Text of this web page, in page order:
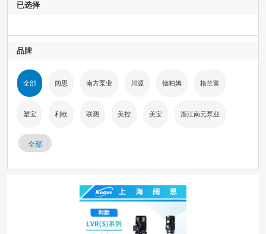
已选择
品牌
全部 阔思 南方泵业 川源 德帕姆 格兰富
塑宝 利欧 联测 美控 美宝 浙江南元泵业
全部